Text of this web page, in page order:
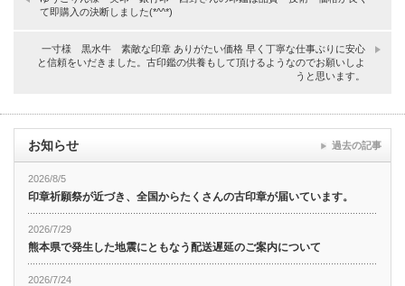
て即購入の決断しました(*^^*)
一寸様 黒水牛 素敵な印章 ありがたい価格 早く丁寧な仕事ぶりに安心
と信頼をいだきました。古印鑑の供養もして頂けるようなのでお願いしよ
うと思います。
お知らせ
2026/8/5
印章祈願祭が近づき、全国からたくさんの古印章が届いています。
2026/7/29
熊本県で発生した地震にともなう配送遅延のご案内について
2026/7/24
過去の記事